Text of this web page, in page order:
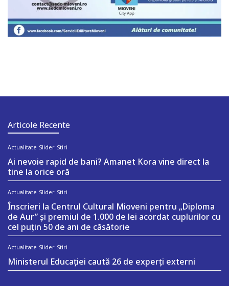
Articole Recente
Actualitate Slider Stiri
Ai nevoie rapid de bani? Amanet Kora vine direct la
tine la orice oră
Actualitate Slider Stiri
Înscrieri la Centrul Cultural Mioveni pentru „Diploma
de Aur” și premiul de 1.000 de lei acordat cuplurilor cu
cel puțin 50 de ani de căsătorie
Actualitate Slider Stiri
Ministerul Educației caută 26 de experți externi